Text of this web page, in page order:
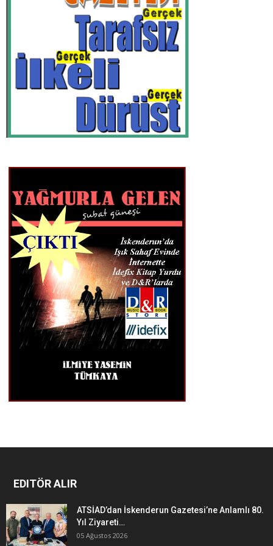
EDITÖR ALIR
ATSİAD’dan İskenderun Gazetesi’ne Anlamlı 80.
Yıl Ziyareti…
05 Ağustos 2026